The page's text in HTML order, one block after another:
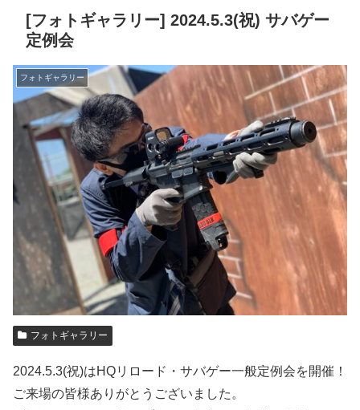
[フォトギャラリー] 2024.5.3(祝) サバゲー
定例会
フォトギャラリー
フォトギャラリー
2024.5.3(祝)はHQリロード・サバゲー一般定例会を開催！
ご来場の皆様ありがとうございました。